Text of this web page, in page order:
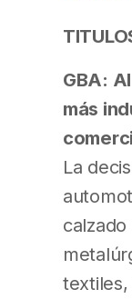
GBA:
más
La
textiles,